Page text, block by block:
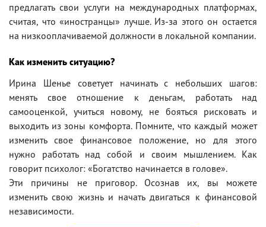
предлагать свои услуги на международных платформах,
считая, что «иностранцы» лучше. Из-за этого он остается
на низкооплачиваемой должности в локальной компании.
Как изменить ситуацию?
Ирина Шенье советует начинать с небольших шагов:
менять свое отношение к деньгам, работать над
самооценкой, учиться новому, не бояться рисковать и
выходить из зоны комфорта. Помните, что каждый может
изменить свое финансовое положение, но для этого
нужно работать над собой и своим мышлением. Как
говорит психолог: «Богатство начинается в голове».
Эти причины не приговор. Осознав их, вы можете
изменить свою жизнь и начать двигаться к финансовой
независимости.